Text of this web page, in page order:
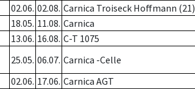
02.06. 02.08. Carnica Troiseck Hoffmann (21)
18.05. 11.08. Carnica
13.06. 16.08. C-T 1075
25.05. 06.07. Carnica -Celle
02.06. 17.06. Carnica AGT